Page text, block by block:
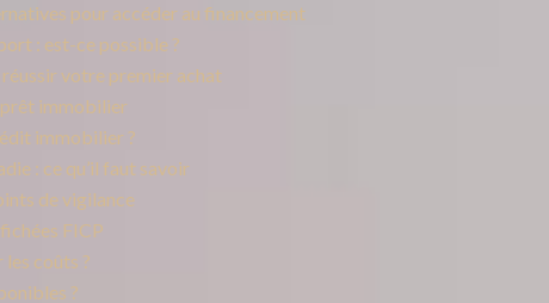
pour accéder au financement
: est-ce possible ?
votre premier achat
immobilier
immobilier ?
: ce qu’il faut savoir
de vigilance
FICP
coûts ?
?